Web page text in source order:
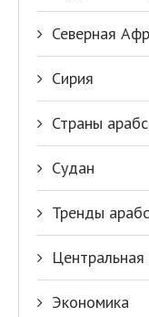
Северная
Сирия
Страны
Судан
Тренды
Центральная
Экономика